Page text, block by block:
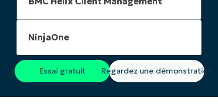
NinjaOne
Essai gratuit Regardez une démonstration